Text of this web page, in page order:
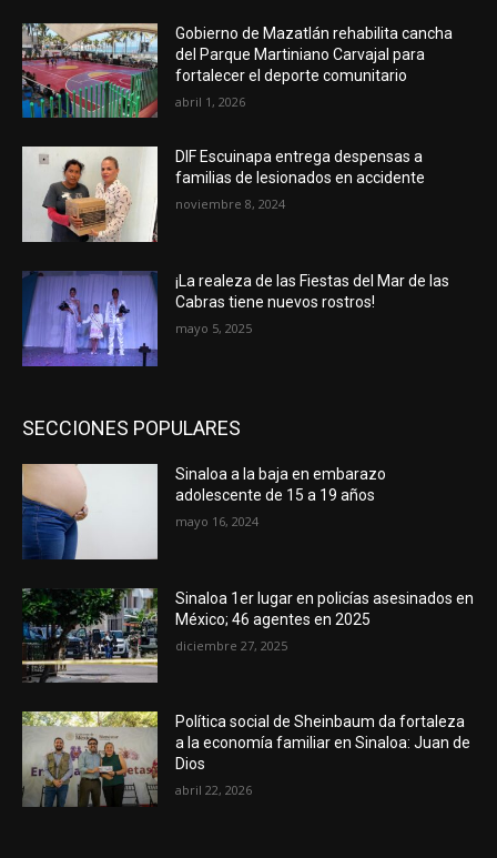
Gobierno de Mazatlán rehabilita cancha
del Parque Martiniano Carvajal para
fortalecer el deporte comunitario
abril 1, 2026
DIF Escuinapa entrega despensas a
familias de lesionados en accidente
noviembre 8, 2024
¡La realeza de las Fiestas del Mar de las
Cabras tiene nuevos rostros!
mayo 5, 2025
SECCIONES POPULARES
Sinaloa a la baja en embarazo
adolescente de 15 a 19 años
mayo 16, 2024
Sinaloa 1er lugar en policías asesinados en
México; 46 agentes en 2025
diciembre 27, 2025
Política social de Sheinbaum da fortaleza
a la economía familiar en Sinaloa: Juan de
Dios
abril 22, 2026